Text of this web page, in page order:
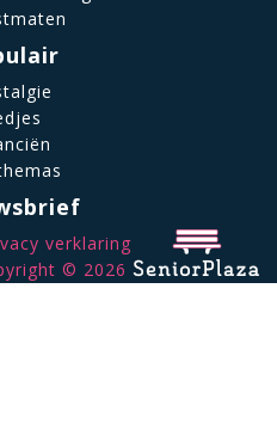
verklaring
© 2026